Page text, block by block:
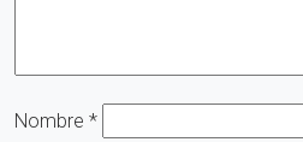
Nombre *